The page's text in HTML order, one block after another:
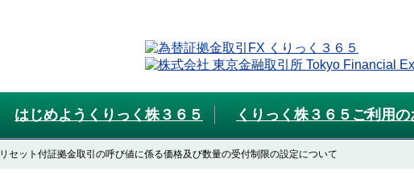
はじめようくりっく株３６５ くりっく株３６５ご利用
リセット付証拠金取引の呼び値に係る価格及び数量の受付制限の設定について